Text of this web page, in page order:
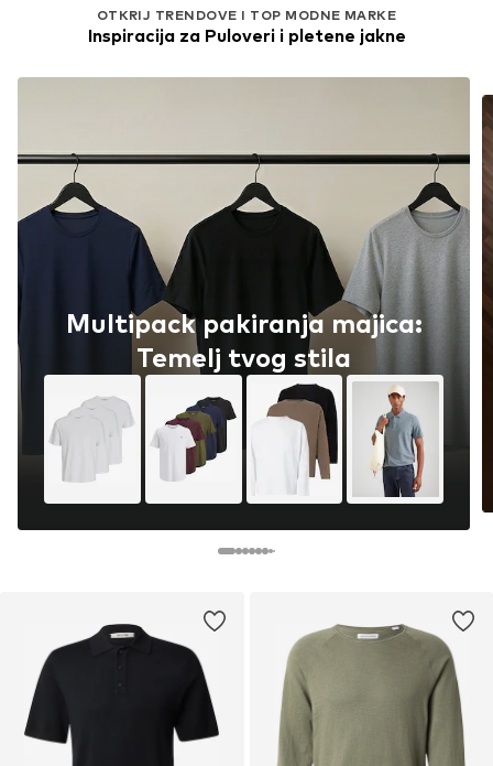
OTKRIJ TRENDOVE I TOP MODNE MARKE
Inspiracija za Puloveri i pletene jakne
Multipack pakiranja majica:
Temelj tvog stila